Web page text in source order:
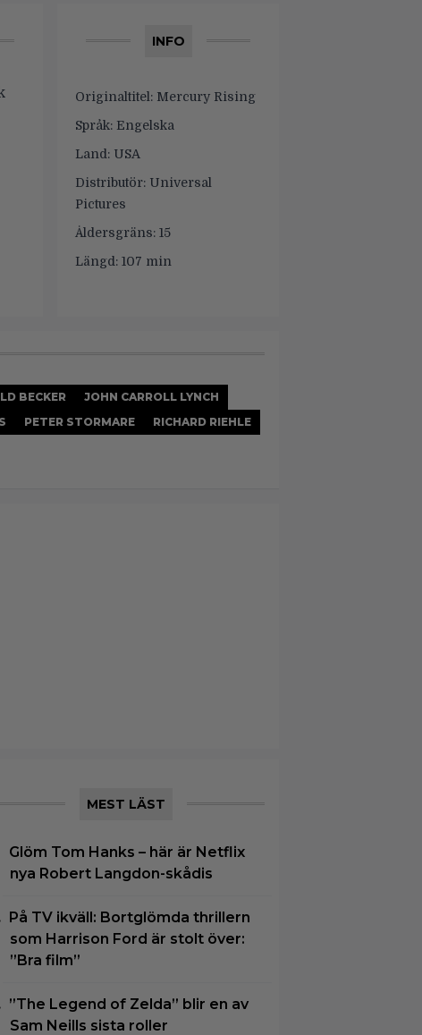
INFO
Originaltitel: Mercury Rising
Språk: Engelska
Land: USA
Distributör: Universal
Pictures
Åldersgräns: 15
Längd: 107 min
BECKER
JOHN CARROLL LYNCH
PETER STORMARE
RICHARD RIEHLE
MEST LÄST
Glöm Tom Hanks – här är Netflix
nya Robert Langdon-skådis
På TV ikväll: Bortglömda thrillern
som Harrison Ford är stolt över:
”Bra film”
”The Legend of Zelda” blir en av
Sam Neills sista roller